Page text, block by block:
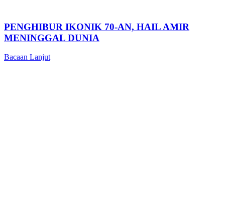
PENGHIBUR IKONIK 70-AN, HAIL AMIR
MENINGGAL DUNIA
Bacaan Lanjut